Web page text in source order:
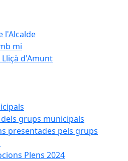
l'Alcalde
mi
d'Amunt
grups municipals
presentades pels grups
Plens 2024